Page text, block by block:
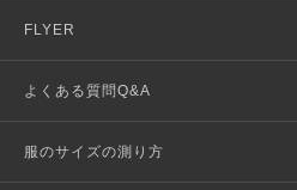
FLYER
よくある質問Q&A
服のサイズの測り方